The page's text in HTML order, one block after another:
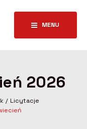
MENU
2026
Licytacje